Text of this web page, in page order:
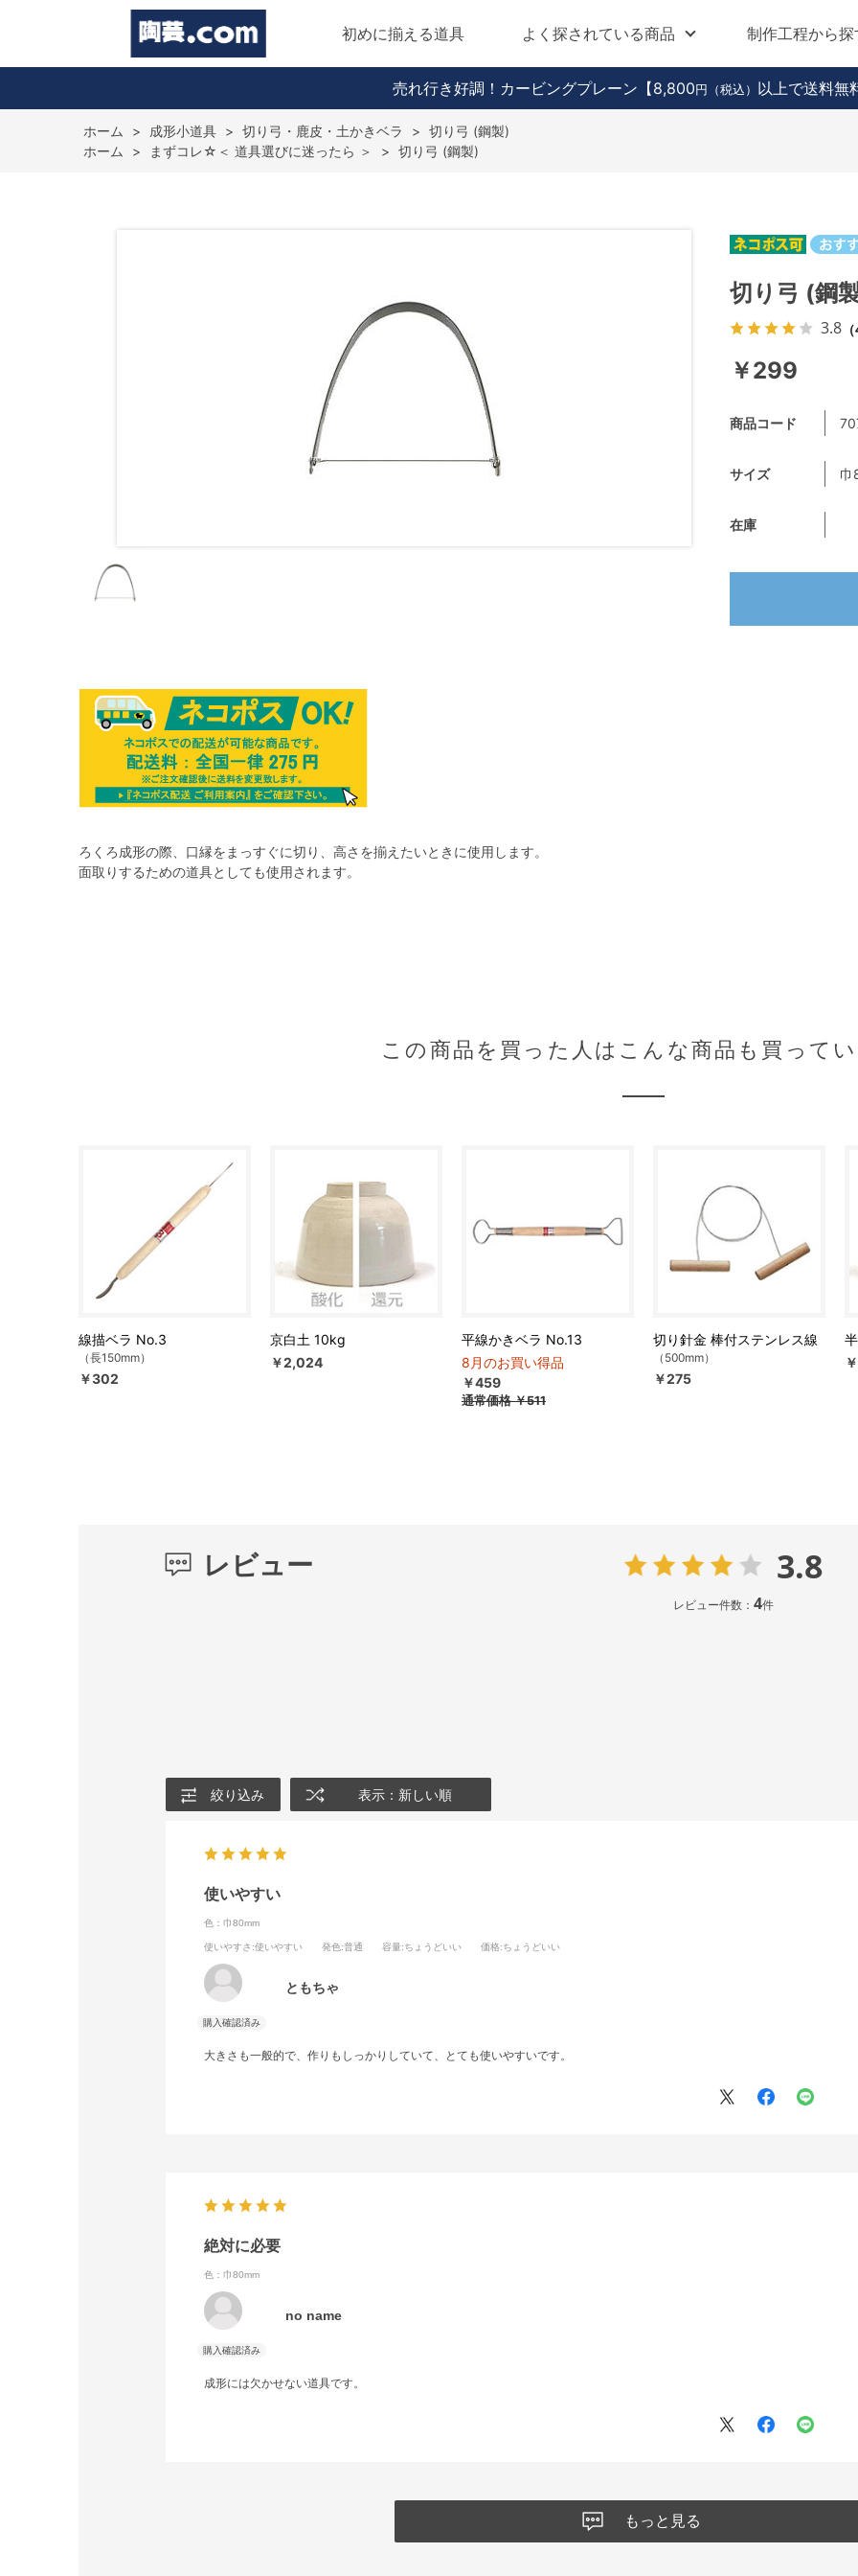
初めに揃える道具 よく探されている商品 制作工程から探
売れ行き好調！カービングプレーン 【8,800 円（税込） 以上で送料無
ホーム > 成形小道具 > 切り弓・鹿皮・土かきベラ > 切り弓 (鋼製)
ホーム
> まずコレ☆＜ 道具選びに迷ったら ＞ > 切り弓 (鋼製)
ろくろ成形の際、口縁をまっすぐに切り、高さを揃えたいときに使用します。
面取りするための道具としても使用されます。
切り弓 (鋼
3.8
￥299
商品コード
サイズ 巾
在庫
この商品を買った人はこんな商品も買って
線描ベラ No.3
（長150mm）
￥302
京白土 10kg
￥2,024
平線かきベラ No.13
8月のお買い得品
￥459
通常価格￥511
切り針金 棒付ステンレス線
（500mm）
￥275
レビュー 3.8
レビュー件数： 4件
絞り込み 表示：新しい順
使いやすい
色：巾80mm
使いやすさ :使いやすい 発色:普通 容量:ちょうどいい 価格:ちょうどいい
ともちゃ
大きさも一般的で、作りもしっかりしていて、とても使いやすいです。
絶対に必要
色：巾80mm
no name
成形には欠かせない道具です。
もっと見る